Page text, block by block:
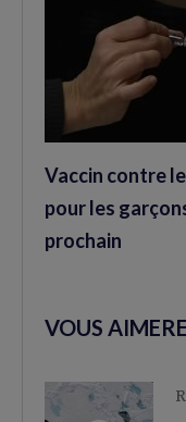
Vaccin contre
pour les
prochain
VOUS